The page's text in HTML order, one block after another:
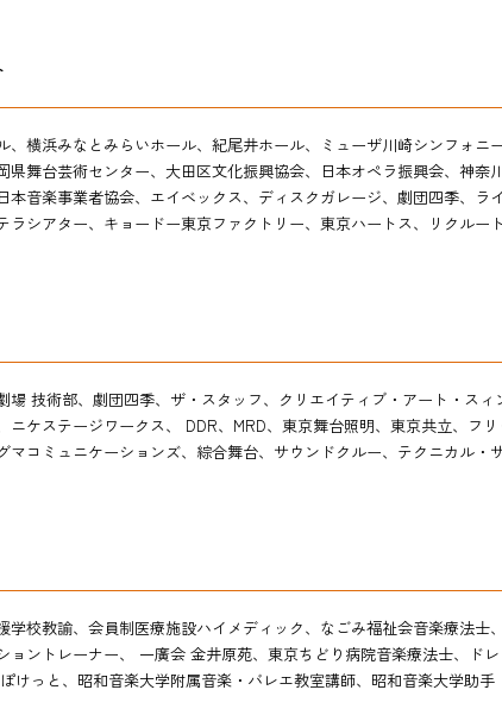
在
、横浜みなとみらいホール、紀尾井ホール、ミューザ川崎シンフォ
県舞台芸術センター、大田区文化振興協会、 日本オペラ振興会、神奈
日本音楽事業者協会、 エイベックス、ディスクガレージ、劇団四季、ラ
ラシアター、キョードー東京ファクトリー、東京ハートス、リクルート
場 技術部、劇団四季、ザ・スタッフ、クリエイティブ・アート・スィ
ニケステージワークス、 DDR、MRD、東京舞台照明、東京共立、フ
マコミュニケーションズ、綜合舞台、サウンドクルー、テクニカル・
学校教諭、会員制医療施設ハイメディック、なごみ福祉会音楽療法士
ントレーナー、 一廣会 金井原苑、 東京ちどり病院音楽療法士、ド
けっと、 昭和音楽大学附属音楽・バレエ教室講師、昭和音楽大学助手